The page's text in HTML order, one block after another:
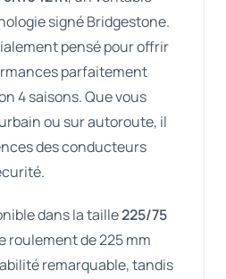
signé Bridgestone.
pensé pour offrir
parfaitement
4 saisons. Que vous
ou sur autoroute, il
des conducteurs
dans la taille225/75
roulement de 225 mm
remarquable, tandis